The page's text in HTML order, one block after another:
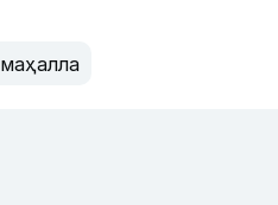
маҳалла